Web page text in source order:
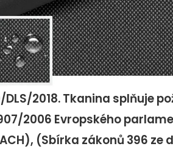
2018. Tkanina splňuje
2006 Evropského
(Sbírka zákonů 396 ze